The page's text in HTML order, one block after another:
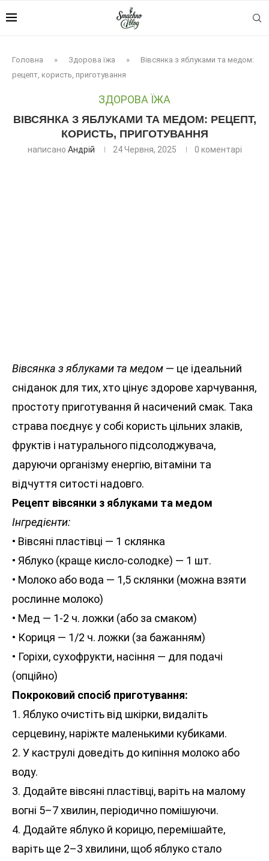
Головна » Здорова їжа »
Вівсянка з яблуками та медом:
рецепт, користь, приготування
ЗДОРОВА ЇЖА
ВІВСЯНКА З ЯБЛУКАМИ ТА МЕДОМ: РЕЦЕПТ,
КОРИСТЬ, ПРИГОТУВАННЯ
написано Андрій 24 Червня, 2025 0 коментарі
Вівсянка з яблуками та медом — це ідеальний
сніданок для тих, хто цінує здорове харчування,
простоту приготування й насичений смак. Така
страва поєднує у собі користь цільних злаків,
фруктів і натурального підсолоджувача,
даруючи організму енергію, вітаміни та
відчуття ситості надовго.
Рецепт вівсянки з яблуками та медом
Інгредієнти:
• Вівсяні пластівці — 1 склянка
• Яблуко (краще кисло-солодке) — 1 шт.
• Молоко або вода — 1,5 склянки (можна взяти
рослинне молоко)
• Мед — 1-2 ч. ложки (або за смаком)
• Кориця — 1/2 ч. ложки (за бажанням)
• Горіхи, сухофрукти, насіння — для подачі
(опційно)
Покроковий спосіб приготування:
1. Яблуко очистіть від шкірки, видаліть
серцевину, наріжте маленькими кубиками.
2. У каструлі доведіть до кипіння молоко або
воду.
3. Додайте вівсяні пластівці, варіть на малому
вогні 5–7 хвилин, періодично помішуючи.
4. Додайте яблуко й корицю, перемішайте,
варіть ще 2–3 хвилини, щоб яблуко стало